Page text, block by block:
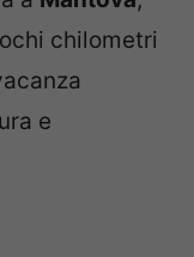
chilometri
e